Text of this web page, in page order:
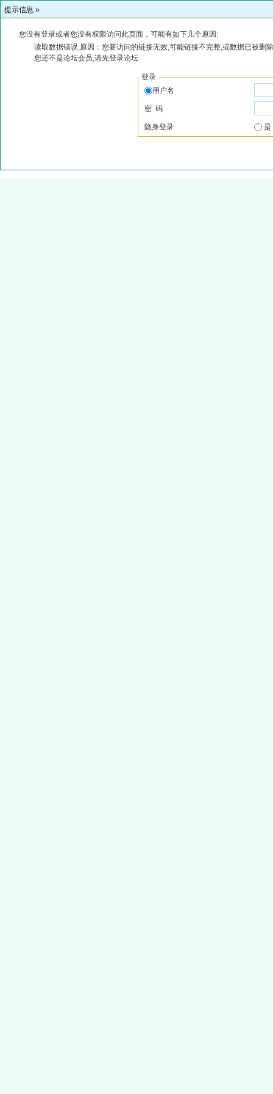
提示信息 »
您没有登录或者您没有权限访问此页面，可能有如下几个原因:
读取数据错误,原因：您要访问的链接无效,可能链接不完整,或数据已被删
您还不是论坛会员,请先登录论坛
登录
用户名
密 码
隐身登录